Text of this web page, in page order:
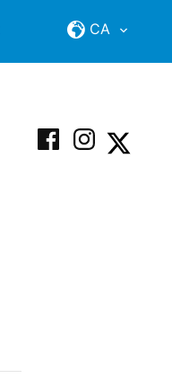
CA
Facebook
Instagram
X